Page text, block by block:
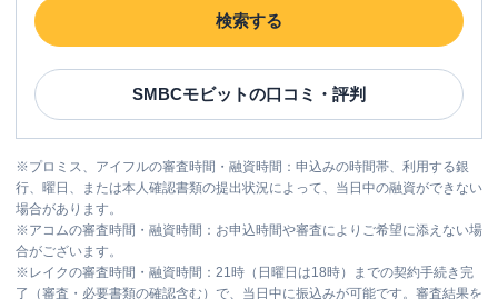
検索する
SMBCモビットの口コミ・評判
※プロミス、アイフルの審査時間・融資時間：申込みの時間帯、利用する銀
行、曜日、または本人確認書類の提出状況によって、当日中の融資ができない
場合があります。
※アコムの審査時間・融資時間：お申込時間や審査によりご希望に添えない場
合がございます。
※ レイクの審査時間・融資時間：21時（日曜日は18時）までの契約手続き完
了（審査・必要書類の確認含む）で、当日中に振込みが可能です。審査結果を